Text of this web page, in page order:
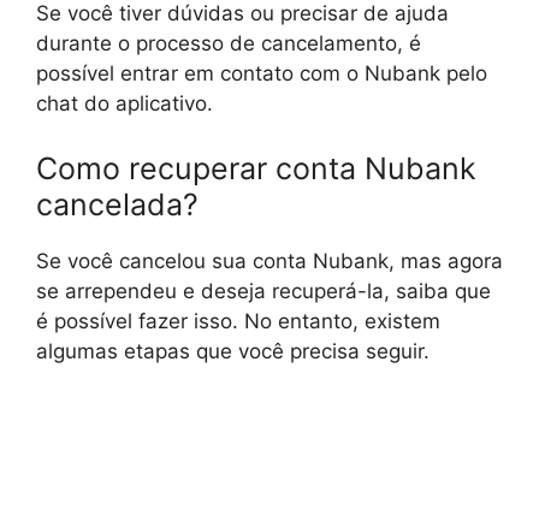
Se você tiver dúvidas ou precisar de ajuda
durante o processo de cancelamento, é
possível entrar em contato com o Nubank pelo
chat do aplicativo.
Como recuperar conta Nubank
cancelada?
Se você cancelou sua conta Nubank, mas agora
se arrependeu e deseja recuperá-la, saiba que
é possível fazer isso. No entanto, existem
algumas etapas que você precisa seguir.